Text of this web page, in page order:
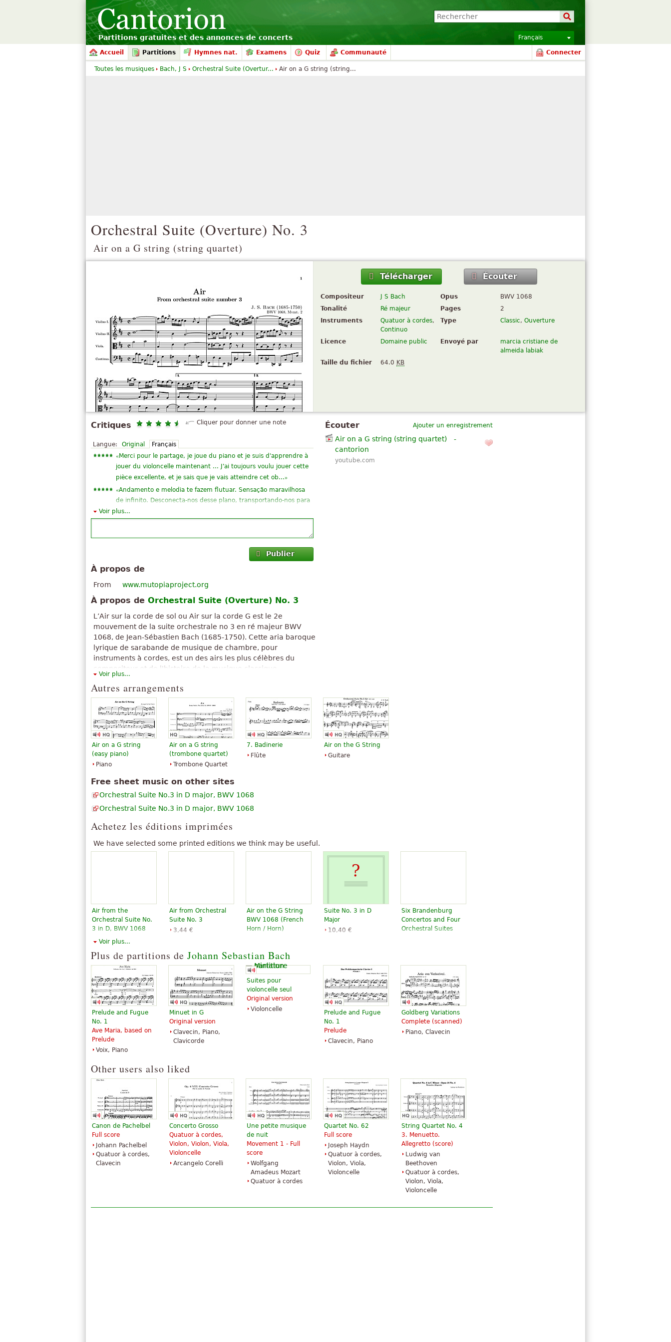
Partitions gratuites et des annonces de concerts Français
Accueil Partitions Hymnes nat. Examens Quiz Communauté Connecter
Orchestral Suite (Overture) No. 3
Air on a G string (string quartet)
Télécharger Écouter
Compositeur J S Bach Opus
BWV 1068
Tonalité
Ré majeur Pages
2
Instruments
Quatuor à cordes,
Continuo
Type Classic, Ouverture
Licence Domaine public Envoyé par
marcia cristiane de
almeida labiak
Taille du fichier
64.0 KB
Ajouter un enregistrement
Écouter
Air on a G string (string quartet) -
cantorion
youtube.com
Critiques Cliquer pour donner une note
Langue: Original Français
«Merci pour le partage, je joue du piano et je suis d'apprendre à
jouer du violoncelle maintenant ... J'ai toujours voulu jouer cette
pièce excellente, et je sais que je vais atteindre cet ob...»
«Andamento e melodia te fazem flutuar. Sensação maravilhosa
de infinito. Desconecta-nos desse plano, transportando-nos para
níveis apaziguantes.
très bon la CANTORION, me permettant d’apprendre la
musique.
aussi les partitions pour saxophone ténor.
«La vérité est que mauvais que mes commentaires critiques, un
travail très ISA sucré, doux et mignon. Recommandé par mi =
D!»
«Désolé pour mon ignorance mais je pourrais poster les cordes de
l'aria sur solmayor?, Merci»
«Très Heureux sommes très approprié pour une lecture Cantorion
belle jeune
»
sentiments en sons. »
«adore, merveilleux
«je l'adore - un chef-d'œuvre, si jamais il y avait un.»
Tout voir (42)
Voir plus...
Publier
À propos de
From www.mutopiaproject.org
À propos de Orchestral Suite (Overture) No. 3
L’Air sur la corde de sol ou Air sur la corde G est le 2e
mouvement de la suite orchestrale no 3 en ré majeur BWV
1068, de Jean-Sébastien Bach (1685-1750). Cette aria baroque
lyrique de sarabande de musique de chambre, pour
instruments à cordes, est un des airs les plus célèbres du
compositeur et de l'histoire de la musique classique
occidentale.
The above text from the Wikipedia article "
available under CC BY-SA 3.0.
Voir plus...
Autres arrangements
Air on a G string
(easy piano)
Piano
Air on a G string
(trombone quartet)
Trombone Quartet
7. Badinerie
Flûte
Air on the G String
Guitare
Free sheet music on other sites
Orchestral Suite No.3 in D major, BWV 1068
Orchestral Suite No.3 in D major, BWV 1068
Achetez les éditions imprimées
We have selected some printed editions we think may be useful.
Air from the
Orchestral Suite No.
3 in D, BWV 1068
5,18 €
Air from Orchestral
Suite No. 3
3,44 €
Air on the G String
BWV 1068 (French
Horn / Horn)
Horn, Piano
Fentone Music
Suite No. 3 in D
Major
10,40 €
Six Brandenburg
Concertos and Four
Orchestral Suites
Voir plus...
Plus de partitions de Johann Sebastian Bach
Prelude and Fugue
No. 1
Ave Maria, based on
Prelude
Voix, Piano
Minuet in G
Original version
Clavecin, Piano,
Clavicorde
Suites pour
violoncelle seul
Original version
Violoncelle
Prelude and Fugue
No. 1
Prelude
Clavecin, Piano
Goldberg Variations
Complete (scanned)
Piano, Clavecin
Other users also liked
Canon de Pachelbel
Full score
Johann Pachelbel
Quatuor à cordes,
Clavecin
Concerto Grosso
Quatuor à cordes,
Violon, Violon, Viola,
Violoncelle
Arcangelo Corelli
Une petite musique
de nuit
Movement 1 - Full
score
Wolfgang
Amadeus Mozart
Quatuor à cordes
Quartet No. 62
Full score
Joseph Haydn
Quatuor à cordes,
Violon, Viola,
Violoncelle
String Quartet No. 4
3. Menuetto.
Allegretto (score)
Ludwig van
Beethoven
Quatuor à cordes,
Violon, Viola,
Violoncelle
Toutes les musiques Bach, J S Orchestral Suite (Overtur... Air on a G string (string...